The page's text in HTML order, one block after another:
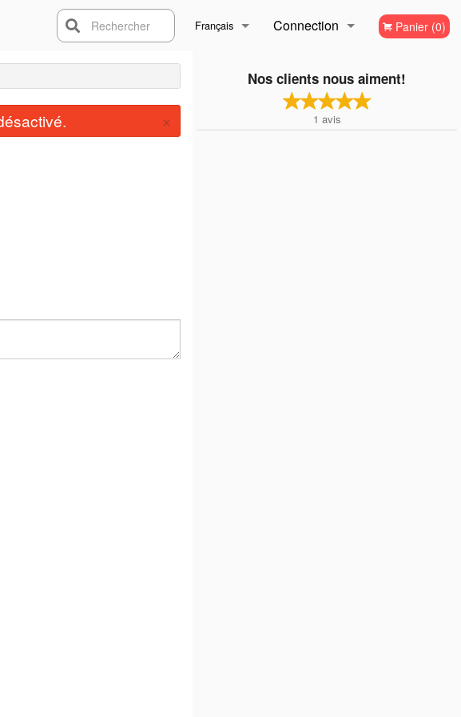
Français
English
Connection
Inscription
Panier (0)
Rechercher
Nos clients nous aiment!
1 avis
×